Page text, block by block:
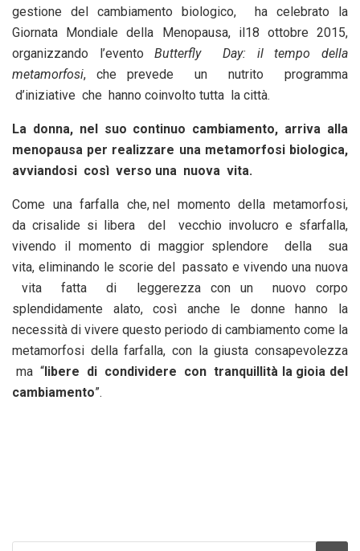
gestione del cambiamento biologico, ha celebrato la
Giornata Mondiale della Menopausa, il18 ottobre 2015,
organizzando l’eventoButterfly Day: il tempo della
metamorfosi, che prevede un nutrito programma
d’iniziative che hanno coinvolto tutta la città.
La donna, nel suo continuo cambiamento, arriva alla
menopausa per realizzare una metamorfosi biologica,
avviandosi così verso una nuova vita.
Come una farfalla che, nel momento della metamorfosi,
da crisalide si libera del vecchio involucro e sfarfalla,
vivendo il momento di maggior splendore della sua
vita, eliminando le scorie del passato e vivendo una nuova
vita fatta di leggerezza con un nuovo corpo
splendidamente alato, così anche le donne hanno la
necessità di vivere questo periodo di cambiamento come la
metamorfosi della farfalla, con la giusta consapevolezza
ma “libere di condividere con tranquillità la gioia del
cambiamento”.